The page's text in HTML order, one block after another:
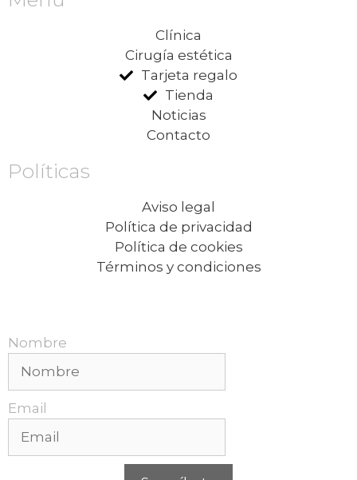
Clínica
Cirugía estética
Tarjeta regalo
Tienda
Noticias
Contacto
Políticas
Aviso legal
Política de privacidad
Política de cookies
Términos y condiciones
Nombre
Email